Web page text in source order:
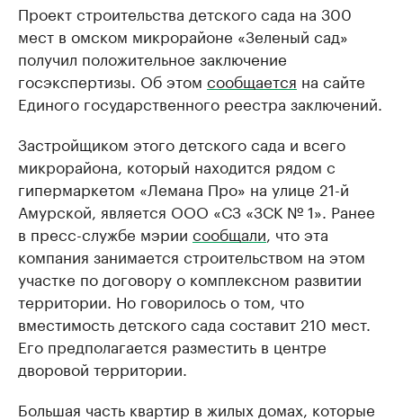
Проект строительства детского сада на 300
мест в омском микрорайоне «Зеленый сад»
получил положительное заключение
госэкспертизы. Об этом сообщается на сайте
Единого государственного реестра заключений.
Застройщиком этого детского сада и всего
микрорайона, который находится рядом с
гипермаркетом «Лемана Про» на улице 21-й
Амурской, является ООО «СЗ «ЗСК № 1». Ранее
в пресс-службе мэрии сообщали, что эта
компания занимается строительством на этом
участке по договору о комплексном развитии
территории. Но говорилось о том, что
вместимость детского сада составит 210 мест.
Его предполагается разместить в центре
дворовой территории.
Большая часть квартир в жилых домах, которые